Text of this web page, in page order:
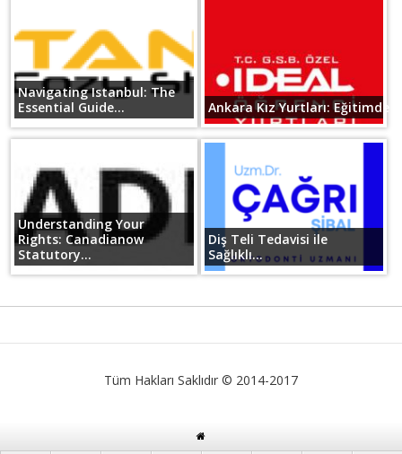
Navigating Istanbul: The
Essential Guide...
Ankara Kız Yurtları: Eğitimde
Understanding Your
Rights: Canadianow
Statutory...
Diş Teli Tedavisi ile
Sağlıklı...
Tüm Hakları Saklıdır © 2014-2017